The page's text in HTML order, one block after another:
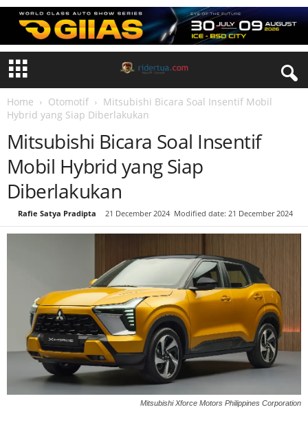
Home Otomotif
Mitsubishi Bicara Soal Insentif Mobil
Hybrid yang Siap Diberlakukan
Mitsubishi Bicara Soal Insentif
Mobil Hybrid yang Siap
Diberlakukan
Rafie Satya Pradipta 21 December 2024 Modified date: 21 December 2024
Mitsubishi Xforce Motors Philippines Corporation